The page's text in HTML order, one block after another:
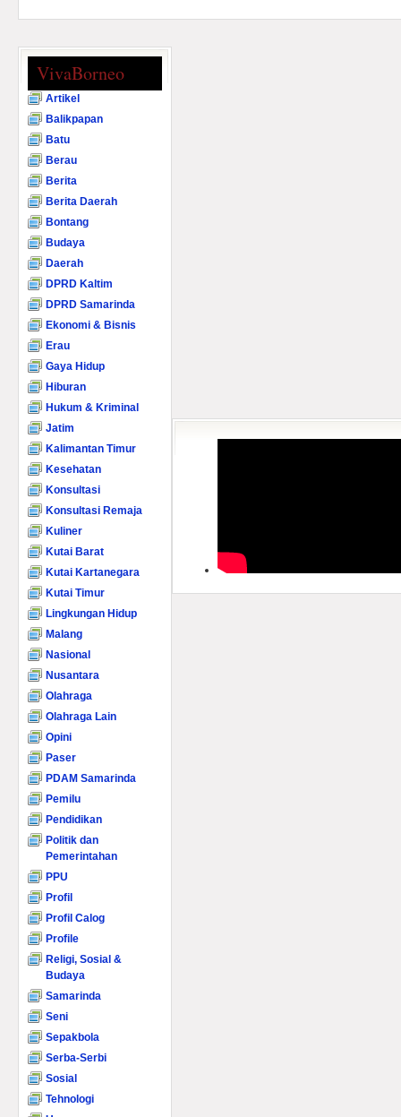
VivaBorneo
Artikel
Balikpapan
Batu
Berau
Berita
Berita Daerah
Bontang
Budaya
Daerah
DPRD Kaltim
DPRD Samarinda
Ekonomi & Bisnis
Erau
Gaya Hidup
Hiburan
Hukum & Kriminal
Jatim
Kalimantan Timur
Kesehatan
Konsultasi
Konsultasi Remaja
Kuliner
Kutai Barat
Kutai Kartanegara
Kutai Timur
Lingkungan Hidup
Malang
Nasional
Nusantara
Olahraga
Olahraga Lain
Opini
Paser
PDAM Samarinda
Pemilu
Pendidikan
Politik dan
Pemerintahan
PPU
Profil
Profil Calog
Profile
Religi, Sosial &
Budaya
Samarinda
Seni
Sepakbola
Serba-Serbi
Sosial
Tehnologi